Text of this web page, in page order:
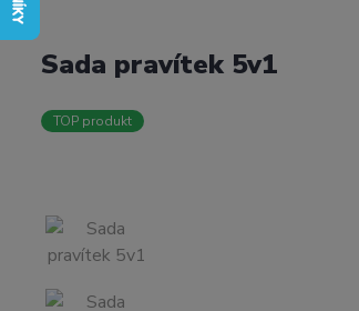
Sada pravítek 5v1
TOP produkt